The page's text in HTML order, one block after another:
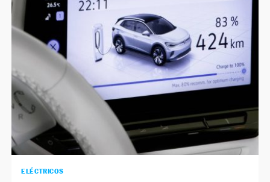
ELÉCTRICOS